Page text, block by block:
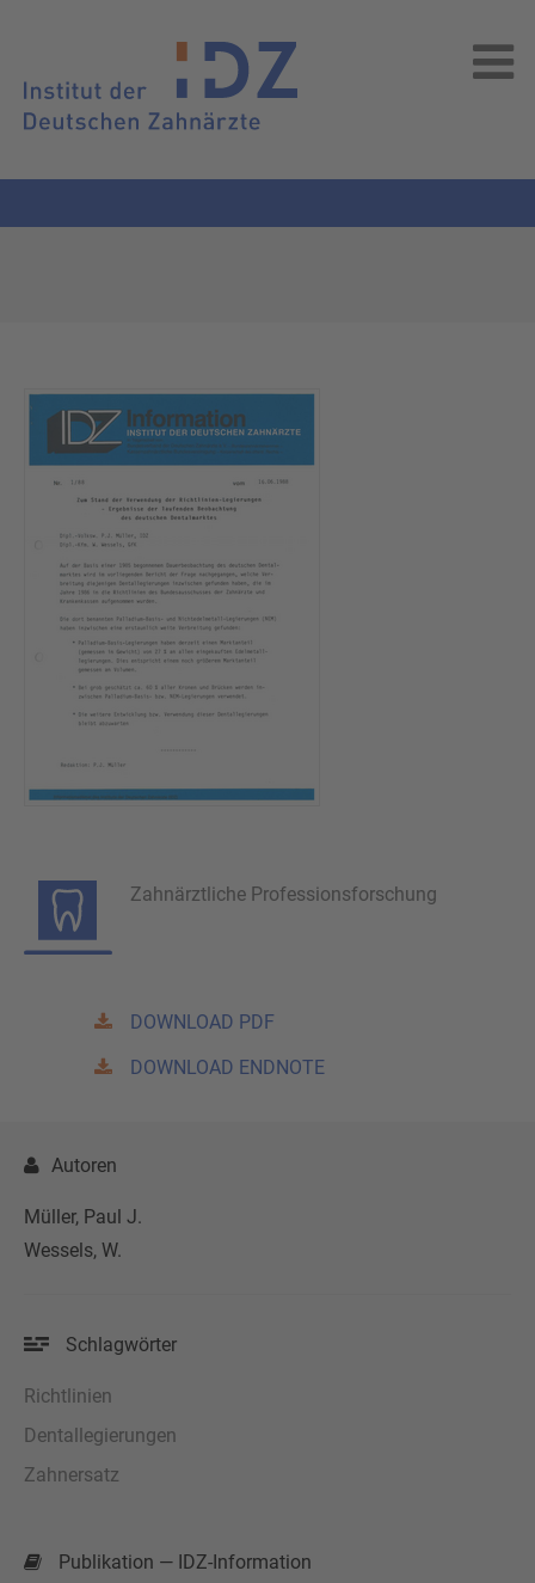
Zahnärztliche Professionsforschung
DOWNLOAD PDF
DOWNLOAD ENDNOTE
Autoren
Müller, Paul J.
Wessels, W.
Schlagwörter
Richtlinien
Dentallegierungen
Zahnersatz
Publikation — IDZ-Information